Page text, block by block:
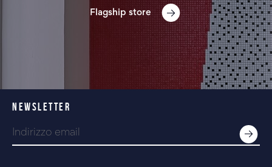
Flagship store
NEWSLETTER